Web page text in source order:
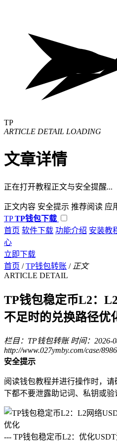
TP
ARTICLE DETAIL LOADING
文章详情
正在打开教程正文与安全提醒...
正文内容 安全提示 推荐阅读 应
TP TP钱包下载
首页 软件下载 功能介绍 安装教
心
立即下载
首页 / TP钱包转账 / 正文
ARTICLE DETAIL
TP钱包稳定币L2：
不足时的兑换路径优
栏目：TP钱包转账 时间：2026-
http://www.027ymby.com/case/
安全提示
阅读钱包教程并进行操作时，
下都不要泄露助记词、私钥或验
--- TP钱包稳定币L2：优化